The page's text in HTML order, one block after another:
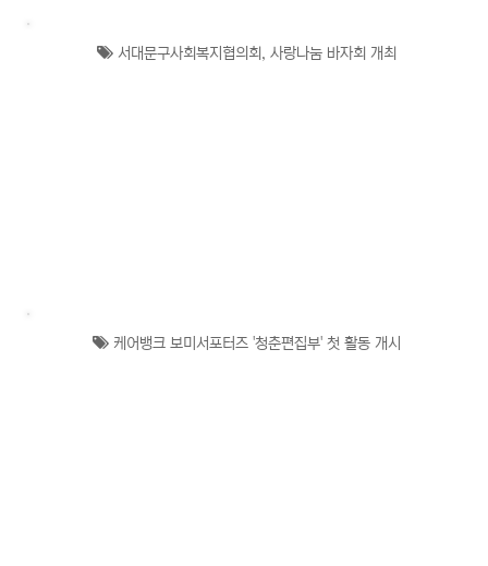
서대문구사회복지협의회, 사랑나눔 바자회 개최
케어뱅크 보미서포터즈 '청춘편집부' 첫 활동 개시